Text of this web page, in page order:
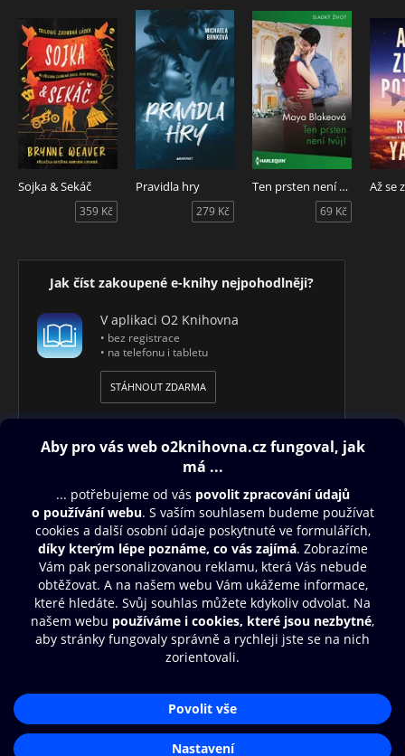
Sojka & Sekáč
359 Kč
Pravidla hry
279 Kč
Ten prsten není tvůj!
69 Kč
Jak číst zakoupené e-knihy nejpohodlněji?
V aplikaci O2 Knihovna
• bez registrace
• na telefonu i tabletu
STÁHNOUT ZDARMA
Obsah ke stažení
Moje O2 Knihovna
Další zábava
© O2 Czech Republic a.s.
Přístupnost
Zásady zpracování osobních údajůAplikace O2 Knihovna
Čti a poslouchej své e-knihy a